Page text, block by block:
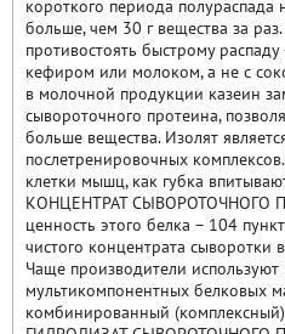
короткого периода полураспада
больше, чем 30 г вещества за
противостоять быстрому
кефиром или молоком, а не с
в молочной продукции казеин
сывороточного протеина,
больше вещества. Изолят
послетренировочных
клетки мышц, как губка
КОНЦЕНТРАТ СЫВОРОТОЧНОГО
ценность этого белка – 104
чистого концентрата сыворотки
Чаще производители используют
мультикомпонентных белковых
комбинированный